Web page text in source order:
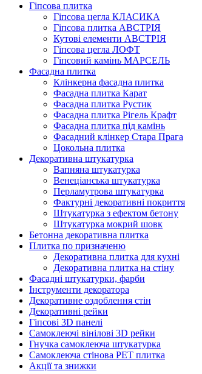
Гіпсова плитка
Гіпсова цегла КЛАСИКА
Гіпсова плитка АВСТРІЯ
Кутові елементи АВСТРІЯ
Гіпсова цегла ЛОФТ
Гіпсовий камінь МАРСЕЛЬ
Фасадна плитка
Клінкерна фасадна плитка
Фасадна плитка Карат
Фасадна плитка Рустик
Фасадна плитка Рігель Крафт
Фасадна плитка під камінь
Фасадний клінкер Стара Прага
Цокольна плитка
Декоративна штукатурка
Вапняна штукатурка
Венеціанська штукатурка
Перламутрова штукатурка
Фактурні декоративні покриття
Штукатурка з ефектом бетону
Штукатурка мокрий шовк
Бетонна декоративна плитка
Плитка по призначеню
Декоративна плитка для кухні
Декоративна плитка на стіну
Фасадні штукатурки, фарби
Інструменти декоратора
Декоративне оздоблення стін
Декоративні рейки
Гіпсові 3D панелі
Самоклеючі вінілові 3D рейки
Гнучка самоклеюча штукатурка
Самоклеюча стінова PET плитка
Акції та знижки